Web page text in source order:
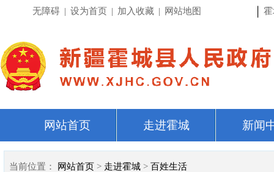
无障碍 | 设为首页 | 加入收藏 | 网站地图
网站首页 走进霍城 新闻
当前位置： 网站首页 > 走进霍城 > 百姓生活